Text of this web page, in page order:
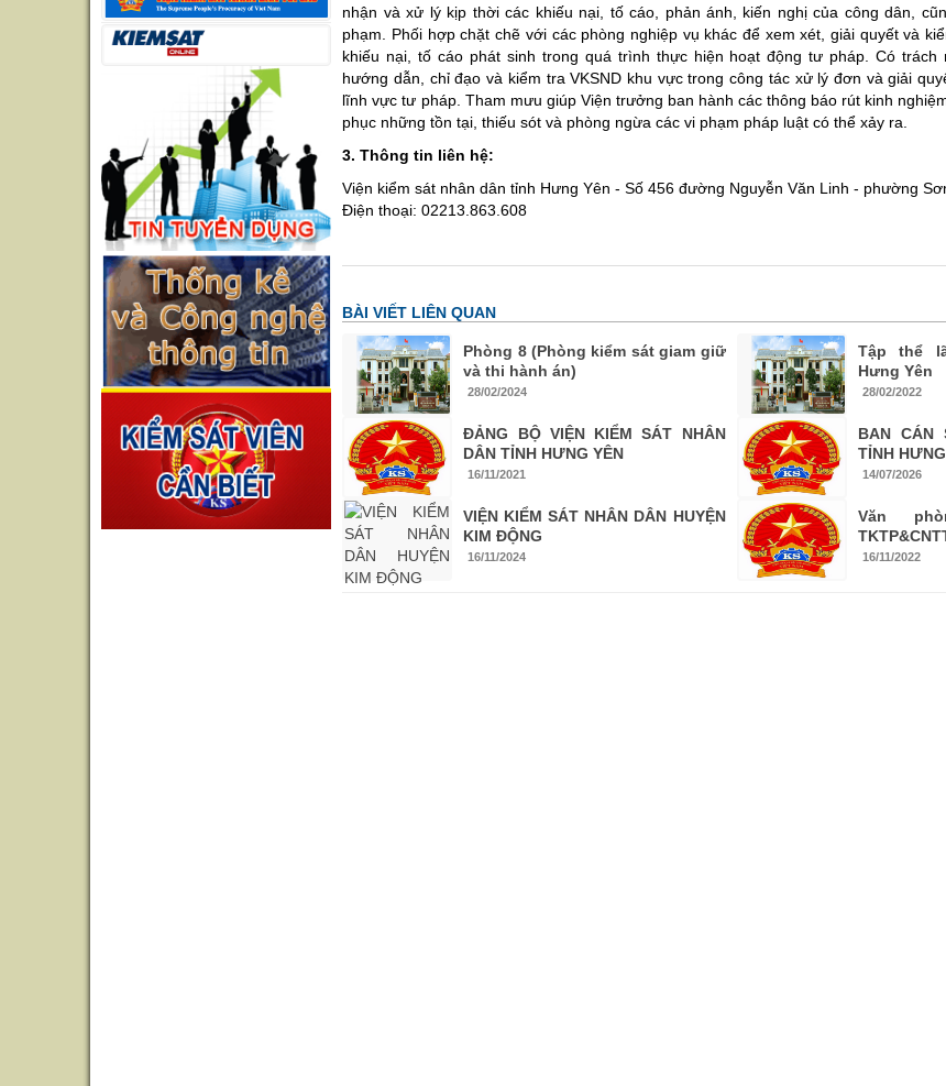
nhận và xử lý kịp thời các khiếu nại, tố cáo, phản ánh, kiến nghị của công dân,
phạm. Phối hợp chặt chẽ với các phòng nghiệp vụ khác để xem xét, giải quyết và
khiếu nại, tố cáo phát sinh trong quá trình thực hiện hoạt động tư pháp. Có trách
hướng dẫn, chỉ đạo và kiểm tra VKSND khu vực trong công tác xử lý đơn và giải
lĩnh vực tư pháp. Tham mưu giúp Viện trưởng ban hành các thông báo rút kinh
phục những tồn tại, thiếu sót và phòng ngừa các vi phạm pháp luật có thể xảy ra.
3. Thông tin liên hệ:
Viện kiểm sát nhân dân tỉnh Hưng Yên - Số 456 đường Nguyễn Văn Linh - phường
Điện thoại: 02213.863.608
BÀI VIẾT LIÊN QUAN
Phòng 8 (Phòng kiểm sát giam giữ
và thi hành án)
28/02/2024
Tập thể
Hưng Yên
28/02/2022
ĐẢNG BỘ VIỆN KIỂM SÁT NHÂN
DÂN TỈNH HƯNG YÊN
16/11/2021
BAN CÁN
TỈNH
14/07/2026
VIỆN KIỂM SÁT NHÂN DÂN HUYỆN
KIM ĐỘNG
16/11/2024
Văn
16/11/2022